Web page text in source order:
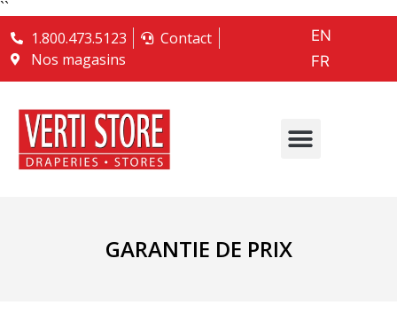
``
1.800.473.5123
Contact
Nos magasins
EN
FR
GARANTIE DE PRIX